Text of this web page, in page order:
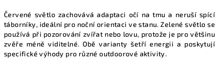
Červené světlo zachovává adaptaci očí na tmu a neruší spící
táborníky, ideální pro noční orientaci ve stanu. Zelené světlo se
používá při pozorování zvířat nebo lovu, protože je pro většinu
zvěře méně viditelné. Obě varianty šetří energii a poskytují
specifické výhody pro různé outdoorové aktivity.